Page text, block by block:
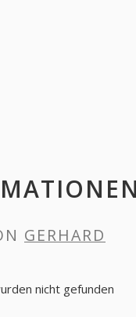
GERHARD
nicht gefunden